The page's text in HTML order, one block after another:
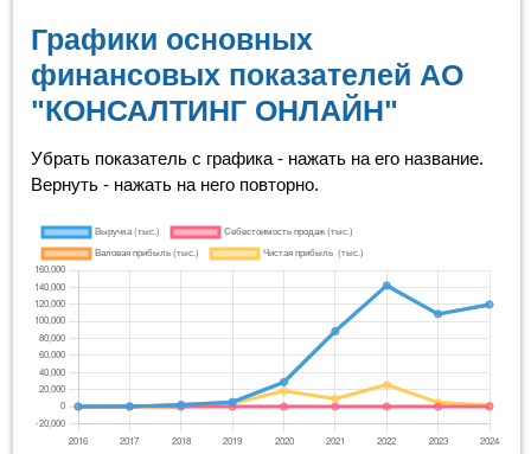
Графики основных
финансовых показателей АО
"КОНСАЛТИНГ ОНЛАЙН"
Убрать показатель с графика - нажать на его название.
Вернуть - нажать на него повторно.